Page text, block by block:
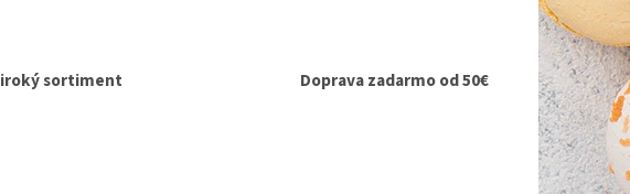
sortiment Doprava zadarmo od 50€